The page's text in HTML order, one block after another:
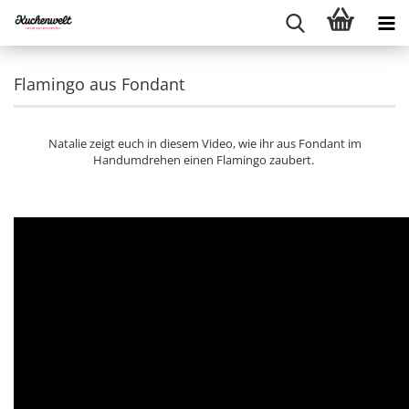
Flamingo aus Fondant
Natalie zeigt euch in diesem Video, wie ihr aus Fondant im
Handumdrehen einen Flamingo zaubert.